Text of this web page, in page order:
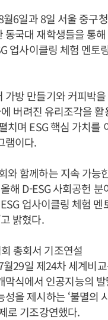
6일과 8일 서울 중구
동국대 재학생들을 통
업사이클링 체험 멘토
가방 만들기와 커피박
버려진 유리조각을
치며 ESG 핵심 가치를
램이다.
와 함께하는 지속 가능
해 D-ESG 사회공헌 분
업사이클링 체험 멘
밝혔다.
총회서 기조연설
29일 제24차 세계비
막식에서 인공지능의
을 제시하는 ‘불멸의
로 기조강연했다.